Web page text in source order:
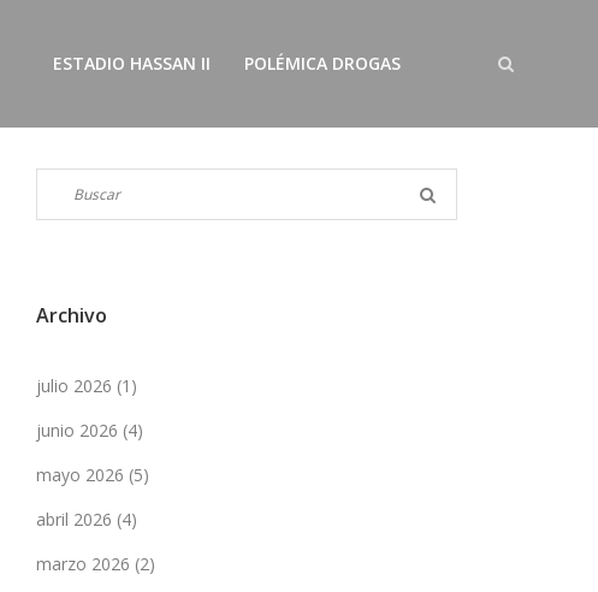
ESTADIO HASSAN II POLÉMICA DROGAS
Archivo
julio 2026 (1)
junio 2026 (4)
mayo 2026 (5)
abril 2026 (4)
marzo 2026 (2)